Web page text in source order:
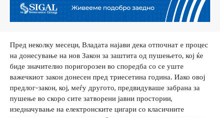
Пред неколку месеци, Владата најави дека отпочнат е процес
на донесување на нов Закон за заштита од пушењето, кој ќе
биде значително поригорозен во споредба со се уште
важечкиот закон донесен пред триесетина година. Иако овој
предлог-закон, кој, меѓу другото, предвидуваше забрана за
пушење во скоро сите затворени јавни простории,
изедначување на електронските цигари со класичните